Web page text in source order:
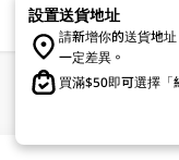
設置送貨地址
請新增你的送貨地
一定差異。
買滿$50即可選擇「